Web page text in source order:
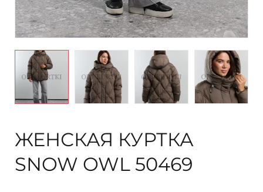
ЖЕНСКАЯ КУРТКА
SNOW OWL 50469